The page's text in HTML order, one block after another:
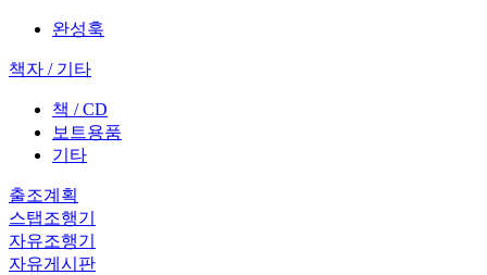
완성훅
책자 / 기타
책 / CD
보트용품
기타
출조계획
스탭조행기
자유조행기
자유게시판